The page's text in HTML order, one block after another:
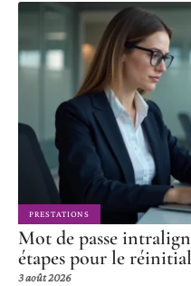
PRESTATIONS
Mot de passe
étapes pour le
3 août 2026